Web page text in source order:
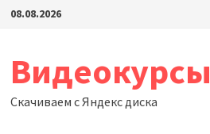
Перейти
08.08.2026
Видеокурсы
Скачиваем с Яндекс диска